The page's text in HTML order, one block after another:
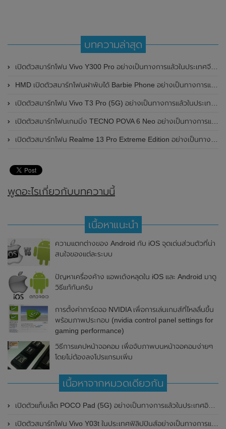
บทความล่าสุด
เปิดตัวสมาร์ทโฟน Vivo Y300 Pro อย่างเป็นทางการแล้วในประเทศจีน มาพร้อมดีไซน์พรีเมี่ยม ทนทาน และแบตเตอรี่สุดอึดขนาดใหญ่ 6,500mAh พร้อมรองรับการชาร์จไว 80W
HMD เปิดตัวสมาร์ทโฟนฝาพับได้ Barbie Phone อย่างเป็นทางการแล้ว มาพร้อมธีมสีชมพูสดใส
เปิดตัวสมาร์ทโฟน Vivo T3 Pro (5G) อย่างเป็นทางการแล้วในประเทศอินเดีย
เปิดตัวสมาร์ทโฟนเกมมิ่ง TECNO POVA 6 Neo อย่างเป็นทางการแล้วในประเทศไทย ในราคา 8,499 บาท
เปิดตัวสมาร์ทโฟน Realme 13 Pro Extreme Edition อย่างเป็นทางการแล้วในประเทศจีน
พูดอะไรเกี่ยวกับบทความนี้
เนื้อหาแนะนำ
ความแตกต่างของ Android กับ iOS จุดเด่นส่วนตัวที่น่า
สนใจของแต่ละระบบ
ปัญหาเครื่องค้าง แอพเด้งหลุดใน iOS และ Android มาดู
วิธีแก้กันครับ
การตั้งค่าการ์ดจอ NVIDIA เพื่อการเล่นเกมส์ที่ไหลลื่นขึ้น
พร้อมภาพประกอบ (nvidia control panel settings for
gaming performance)
วิธีการแคปหน้าจอคอม เพื่อจับภาพบนหน้าจอคอมง่ายๆ
โดยไม่ต้องลงโปรแกรมเพิ่ม
เนื้อหาจากหมวดเดียวกัน
เปิดตัวแท็บเล็ต POCO Pad (5G) อย่างเป็นทางการแล้วในประเทศอินเดีย มาพร้อมชิปเซ็ต Snapdragon 7s Gen 2 ของ Qualcomm และรองรับเครือข่าย 5G
เปิดตัวสมาร์ทโฟน Vivo Y03t ในประเทศฟิลิปปินส์อย่างเป็นทางการแล้ว มาพร้อมชิปเซ็ต Unisoc T612 , กล้องหลัง ความละเอียด 13MP , แบตเตอรี่ 5,000mAh และหน้าจอแสดงผล LCD / 90Hz